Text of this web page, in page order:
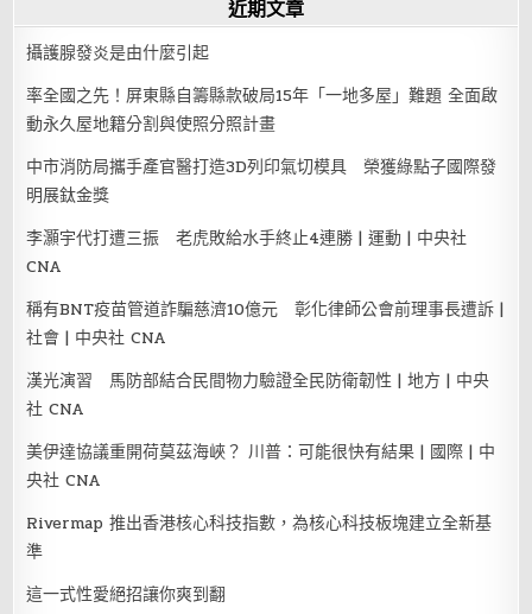
近期文章
攝護腺發炎是由什麼引起
率全國之先！屏東縣自籌縣款破局15年「一地多屋」難題 全面啟
動永久屋地籍分割與使照分照計畫
中市消防局攜手產官醫打造3D列印氣切模具 榮獲綠點子國際發
明展鈦金獎
李灝宇代打遭三振 老虎敗給水手終止4連勝 | 運動 | 中央社
CNA
稱有BNT疫苗管道詐騙慈濟10億元 彰化律師公會前理事長遭訴 |
社會 | 中央社 CNA
漢光演習 馬防部結合民間物力驗證全民防衛韌性 | 地方 | 中央
社 CNA
美伊達協議重開荷莫茲海峽？ 川普：可能很快有結果 | 國際 | 中
央社 CNA
Rivermap 推出香港核心科技指數，為核心科技板塊建立全新基
準
這一式性愛絕招讓你爽到翻